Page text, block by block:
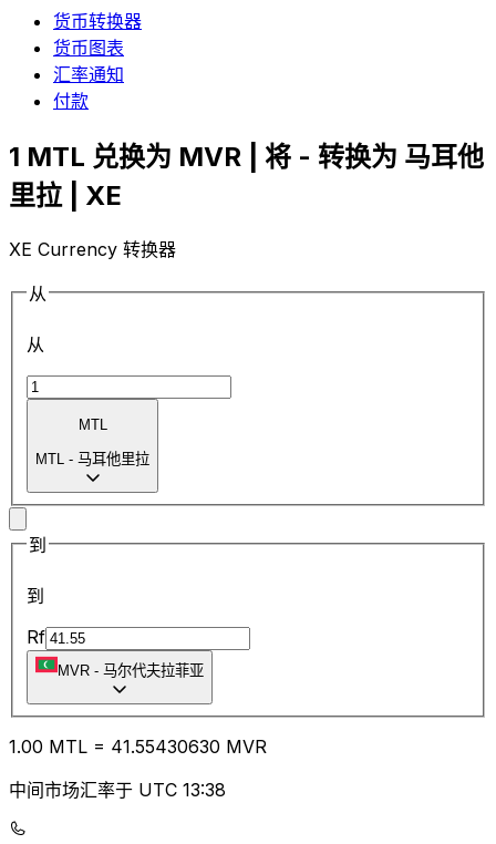
货币转换器
货币图表
汇率通知
付款
1 MTL 兑换为 MVR | 将 - 转换为 马耳他
里拉 | XE
XE Currency 转换器
从
从
MTL
MTL - 马耳他里拉
到
到
Rf
MVR - 马尔代夫拉菲亚
1.00 MTL = 41.55430630 MVR
中间市场汇率于 UTC 13:38